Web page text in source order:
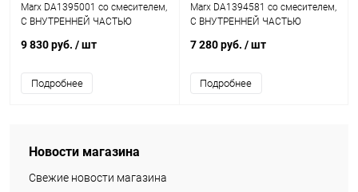
Marx DA1395001 со смесителем,
С ВНУТРЕННЕЙ ЧАСТЬЮ
9 830 руб. / шт
Подробнее
Marx DA1394581 со смесителем,
С ВНУТРЕННЕЙ ЧАСТЬЮ
7 280 руб. / шт
Подробнее
Новости магазина
Свежие новости магазина